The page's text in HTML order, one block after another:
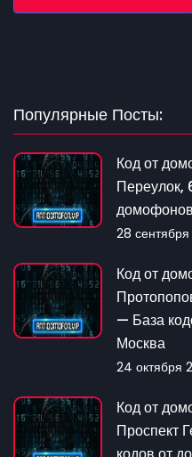
Популярные Посты:
Код от
Переулок,
28
Код от
— База
Москва
24 октября
Код от
Проспект